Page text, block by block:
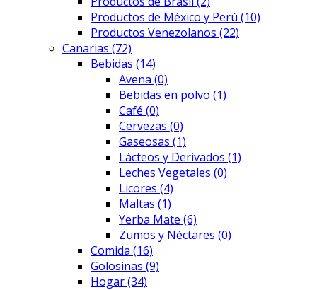
Productos de México y Perú (10)
Productos Venezolanos (22)
Canarias (72)
Bebidas (14)
Avena (0)
Bebidas en polvo (1)
Café (0)
Cervezas (0)
Gaseosas (1)
Lácteos y Derivados (1)
Leches Vegetales (0)
Licores (4)
Maltas (1)
Yerba Mate (6)
Zumos y Néctares (0)
Comida (16)
Golosinas (9)
Hogar(34)